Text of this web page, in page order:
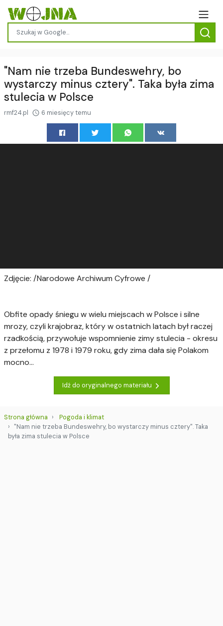
"Nam nie trzeba Bundeswehry, bo
wystarczy minus cztery". Taka była zima
stulecia w Polsce
rmf24.pl 6 miesięcy temu
Zdjęcie: /Narodowe Archiwum Cyfrowe /
Obfite opady śniegu w wielu miejscach w Polsce i silne
mrozy, czyli krajobraz, który w ostatnich latach był raczej
rzadkością, przywołuje wspomnienie zimy stulecia - okresu
z przełomu z 1978 i 1979 roku, gdy zima dała się Polakom
mocno...
Idź do oryginalnego materiału
Strona główna
Pogoda i klimat
"Nam nie trzeba Bundeswehry, bo wystarczy minus cztery". Taka
była zima stulecia w Polsce